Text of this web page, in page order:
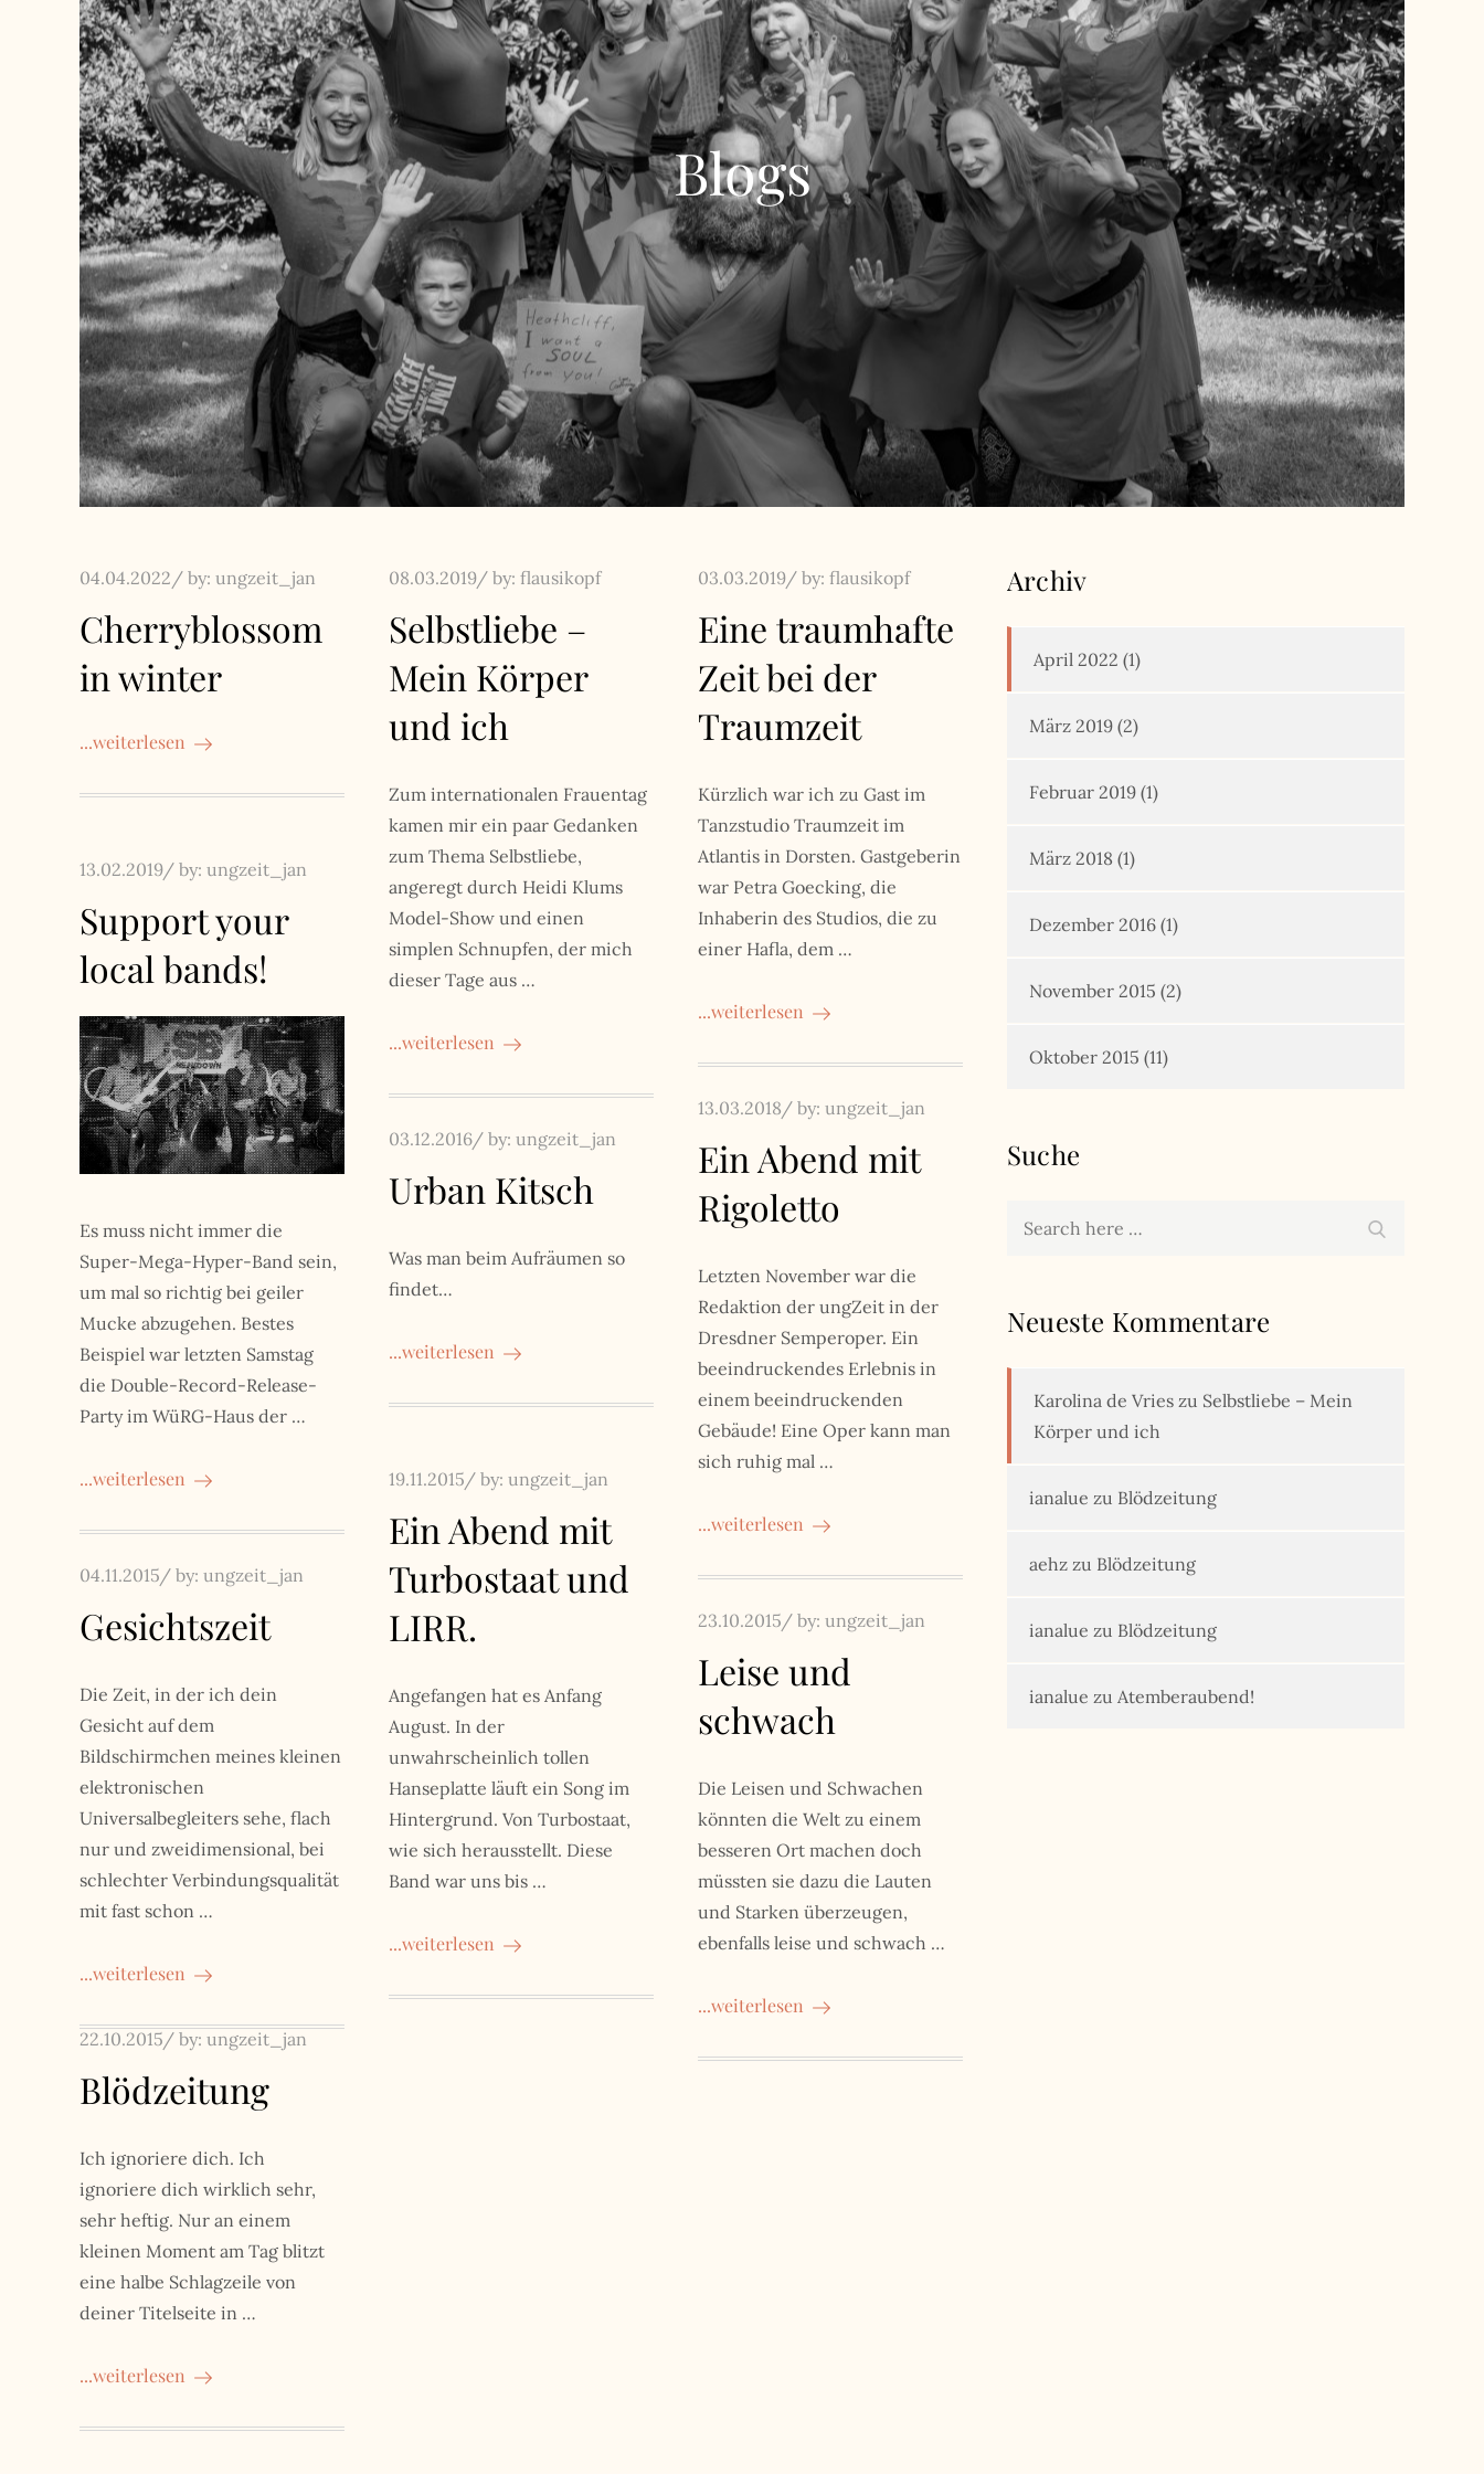
Blogs
Posted
04.04.2022 by: ungzeit_jan
Cherryblossom
in winter
...weiterlesen
Posted
08.03.2019 by: flausikopf
Selbstliebe –
Mein Körper
und ich
Zum internationalen Frauentag
kamen mir ein paar Gedanken
zum Thema Selbstliebe,
angeregt durch Heidi Klums
Model-Show und einen
simplen Schnupfen, der mich
dieser Tage aus …
...weiterlesen
Posted
03.03.2019 by: flausikopf
Eine traumhafte
Zeit bei der
Traumzeit
Kürzlich war ich zu Gast im
Tanzstudio Traumzeit im
Atlantis in Dorsten. Gastgeberin
war Petra Goecking, die
Inhaberin des Studios, die zu
einer Hafla, dem …
...weiterlesen
Posted
13.02.2019 by: ungzeit_jan
Support your
local bands!
Es muss nicht immer die
Super-Mega-Hyper-Band sein,
um mal so richtig bei geiler
Mucke abzugehen. Bestes
Beispiel war letzten Samstag
die Double-Record-Release-
Party im WüRG-Haus der …
...weiterlesen
Posted
13.03.2018 by: ungzeit_jan
Ein Abend mit
Rigoletto
Letzten November war die
Redaktion der ungZeit in der
Dresdner Semperoper. Ein
beeindruckendes Erlebnis in
einem beeindruckenden
Gebäude! Eine Oper kann man
sich ruhig mal …
...weiterlesen
Posted
03.12.2016 by: ungzeit_jan
Urban Kitsch
Was man beim Aufräumen so
findet…
...weiterlesen
Posted
19.11.2015 by: ungzeit_jan
Ein Abend mit
Turbostaat und
LIRR.
Angefangen hat es Anfang
August. In der
unwahrscheinlich tollen
Hanseplatte läuft ein Song im
Hintergrund. Von Turbostaat,
wie sich herausstellt. Diese
Band war uns bis …
...weiterlesen
Posted
04.11.2015 by: ungzeit_jan
Gesichtszeit
Die Zeit, in der ich dein
Gesicht auf dem
Bildschirmchen meines kleinen
elektronischen
Universalbegleiters sehe, flach
nur und zweidimensional, bei
schlechter Verbindungsqualität
mit fast schon …
...weiterlesen
Posted
23.10.2015 by: ungzeit_jan
Leise und
schwach
Die Leisen und Schwachen
könnten die Welt zu einem
besseren Ort machen doch
müssten sie dazu die Lauten
und Starken überzeugen,
ebenfalls leise und schwach …
...weiterlesen
Posted
22.10.2015 by: ungzeit_jan
Blödzeitung
Ich ignoriere dich. Ich
ignoriere dich wirklich sehr,
sehr heftig. Nur an einem
kleinen Moment am Tag blitzt
eine halbe Schlagzeile von
deiner Titelseite in …
...weiterlesen
Archiv
April 2022 (1)
März 2019 (2)
Februar 2019 (1)
März 2018 (1)
Dezember 2016 (1)
November 2015 (2)
Oktober 2015 (11)
Suche
Neueste Kommentare
Karolina de Vries zu Selbstliebe – Mein
Körper und ich
ianalue zu Blödzeitung
aehz zu Blödzeitung
ianalue zu Blödzeitung
ianalue zu Atemberaubend!